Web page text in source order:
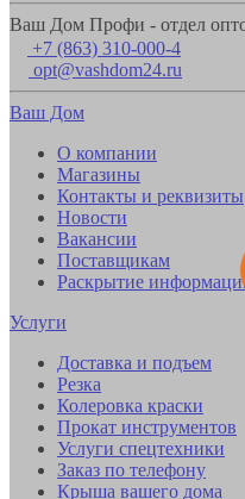
Ваш Дом Профи - отдел
+7 (863) 310-000-4
opt@vashdom24.ru
Ваш Дом
О компании
Магазины
Контакты и реквизиты
Новости
Вакансии
Поставщикам
Раскрытие
Услуги
Доставка и подъем
Резка
Колеровка краски
Прокат инструментов
Услуги спецтехники
Заказ по телефону
Крыша вашего дома